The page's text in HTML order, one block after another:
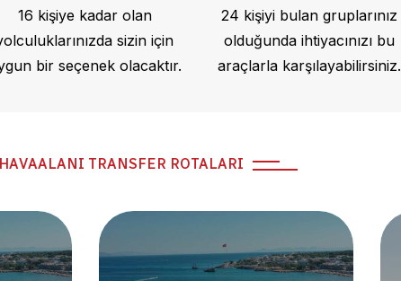
16 kişiye kadar olan
sizin için
bir seçenek olacaktır.
24 kişiyi bulan gruplarınız
olduğunda ihtiyacınızı bu
araçlarla karşılayabilirsiniz.
TRANSFER ROTALARI